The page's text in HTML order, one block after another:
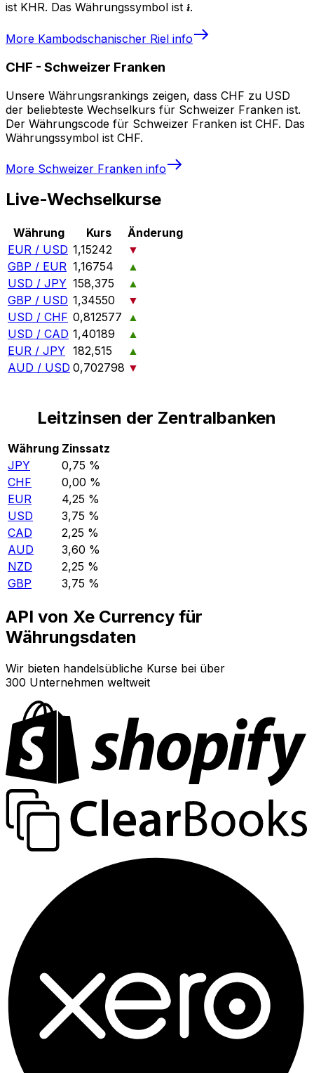
ist KHR. Das Währungssymbol ist ៛.
More Kambodschanischer Riel info
CHF - Schweizer Franken
Unsere Währungsrankings zeigen, dass CHF zu USD
der beliebteste Wechselkurs für Schweizer Franken ist.
Der Währungscode für Schweizer Franken ist CHF. Das
Währungssymbol ist CHF.
More Schweizer Franken info
Live-Wechselkurse
Währung Kurs
Änderung
EUR / USD 1,15242
▼
GBP / EUR 1,16754
▲
USD / JPY 158,375
▲
GBP / USD 1,34550
▼
USD / CHF 0,812577 ▲
USD / CAD 1,40189
▲
EUR / JPY 182,515
▲
AUD / USD 0,702798 ▼
Leitzinsen der Zentralbanken
Währung Zinssatz
JPY
0,75 %
CHF
0,00 %
EUR
4,25 %
USD
3,75 %
CAD
2,25 %
AUD
3,60 %
NZD
2,25 %
GBP
3,75 %
API von Xe Currency für
Währungsdaten
Wir bieten handelsübliche Kurse bei über
300 Unternehmen weltweit